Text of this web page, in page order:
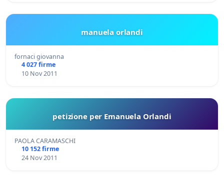
manuela orlandi
fornaci giovanna
4 027 firme
10 Nov 2011
petizione per Emanuela Orlandi
PAOLA CARAMASCHI
10 152 firme
24 Nov 2011